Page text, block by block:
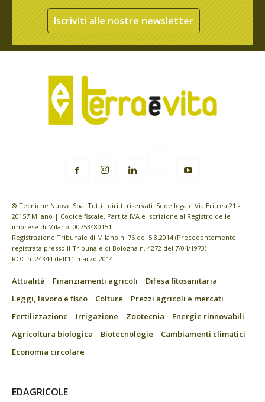
Iscriviti alle nostre newsletter
© Tecniche Nuove Spa. Tutti i diritti riservati. Sede legale Via Eritrea 21 -
20157 Milano | Codice fiscale, Partita IVA e Iscrizione al Registro delle
imprese di Milano: 00753480151
Registrazione Tribunale di Milano n. 76 del 5.3.2014 (Precedentemente
registrata presso il Tribunale di Bologna n. 4272 del 7/04/1973)
ROC n. 24344 dell’11 marzo 2014
Attualità Finanziamenti agricoli
Difesa fitosanitaria
Leggi, lavoro e fisco
Colture
Prezzi agricoli e mercati
Fertilizzazione
Irrigazione Zootecnia
Energie rinnovabili
Agricoltura biologica
Biotecnologie
Cambiamenti climatici
Economia circolare
EDAGRICOLE